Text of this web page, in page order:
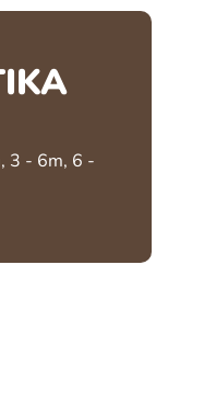
3 - 6m, 6 -